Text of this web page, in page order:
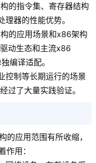
的指令集、寄存器结构
器的性能优势。
的应用场景和x86架构
动生态和主流x86
编译适配。
控制等长期运行的场景
过了大量实践验证。
的应用范围有所收缩，
用：